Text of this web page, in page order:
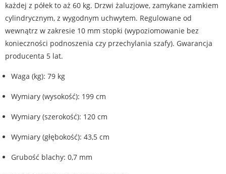
każdej z półek to aż 60 kg. Drzwi żaluzjowe, zamykane zamkiem
cylindrycznym, z wygodnym uchwytem. Regulowane od
wewnątrz w zakresie 10 mm stopki (wypoziomowanie bez
konieczności podnoszenia czy przechylania szafy). Gwarancja
producenta 5 lat.
Waga (kg): 79 kg
Wymiary (wysokość): 199 cm
Wymiary (szerokość): 120 cm
Wymiary (głębokość): 43,5 cm
Grubość blachy: 0,7 mm